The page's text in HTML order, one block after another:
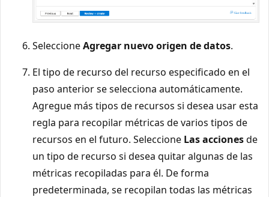
SeleccioneAgregar nuevo origen de datos.
El tipo de recurso del recurso especificado en el
paso anterior se selecciona automáticamente.
Agregue más tipos de recursos si desea usar esta
regla para recopilar métricas de varios tipos de
recursos en el futuro. Seleccione Las accionesde
un tipo de recurso si desea quitar algunas de las
métricas recopiladas para él. De forma
predeterminada, se recopilan todas las métricas